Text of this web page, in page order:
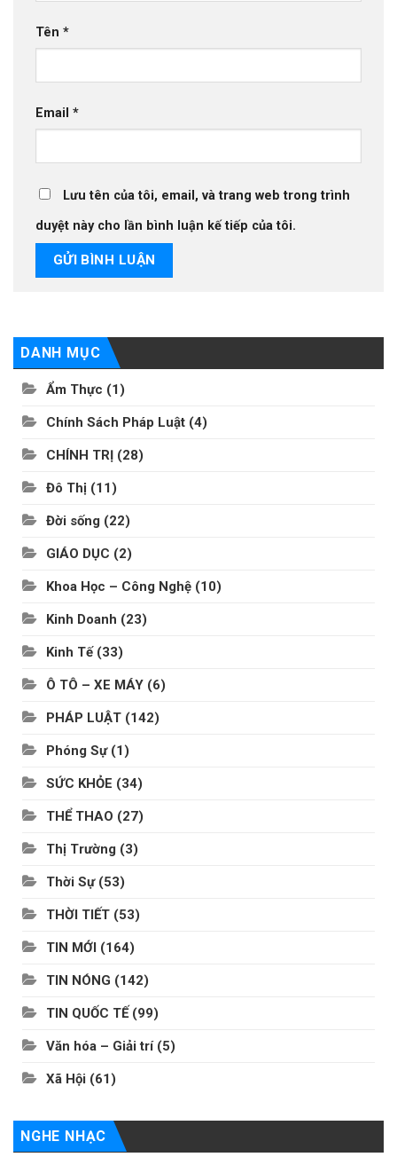
Tên *
Email *
Lưu tên của tôi, email, và trang web trong trình
duyệt này cho lần bình luận kế tiếp của tôi.
DANH MỤC
Ẩm Thực (1)
Chính Sách Pháp Luật (4)
CHÍNH TRỊ (28)
Đô Thị (11)
Đời sống (22)
GIÁO DỤC (2)
Khoa Học – Công Nghệ (10)
Kinh Doanh (23)
Kinh Tế(33)
Ô TÔ – XE MÁY (6)
PHÁP LUẬT (142)
Phóng Sự(1)
SỨC KHỎE (34)
THỂ THAO (27)
Thị Trường (3)
Thời Sự(53)
THỜI TIẾT (53)
TIN MỚI (164)
TIN NÓNG (142)
TIN QUỐC TẾ (99)
Văn hóa – Giải trí(5)
Xã Hội (61)
NGHE NHẠC